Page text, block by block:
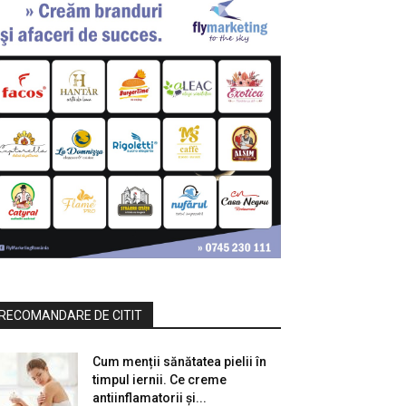
DE CITIT
Cum menții sănătatea pielii în
timpul iernii. Ce creme
antiinflamatorii și...